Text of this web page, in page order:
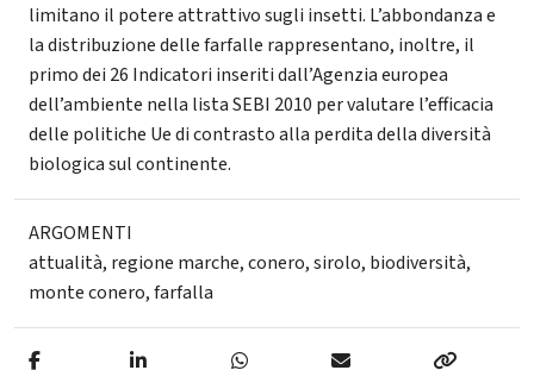
limitano il potere attrattivo sugli insetti. L’abbondanza e
la distribuzione delle farfalle rappresentano, inoltre, il
primo dei 26 Indicatori inseriti dall’Agenzia europea
dell’ambiente nella lista SEBI 2010 per valutare l’efficacia
delle politiche Ue di contrasto alla perdita della diversità
biologica sul continente.
ARGOMENTI
attualità, regione marche,conero,sirolo, biodiversità,
monte conero,farfalla